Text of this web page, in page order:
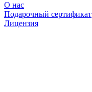
О нас
Подарочный сертификат
Лицензия